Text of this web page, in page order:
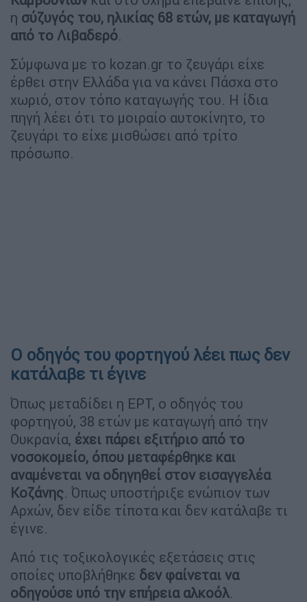
η σύζυγός του, ηλικίας 68 ετών, με καταγωγή
από το Λιβαδερό.
Σύμφωνα με το kozan.gr το ζευγάρι είχε
έρθει στην Ελλάδα για να κάνει Πάσχα στο
χωριό, στον τόπο καταγωγής του. Η ίδια
πηγή λέει ότι το μοιραίο αυτοκίνητο, το
ζευγάρι το είχε μισθώσει από τρίτο
πρόσωπο.
Ο οδηγός του φορτηγού λέει πως δεν
κατάλαβε τι έγινε
Όπως μεταδίδει η ΕΡΤ, ο οδηγός του
φορτηγού, 38 ετών με καταγωγή από την
Ουκρανία, έχει πάρει εξιτήριο από το
νοσοκομείο, όπου μεταφέρθηκε και
αναμένεται να οδηγηθεί στον εισαγγελέα
Κοζάνης. Όπως υποστήριξε ενώπιον των
Αρχών, δεν είδε τίποτα και δεν κατάλαβε τι
έγινε.
Από τις τοξικολογικές εξετάσεις στις
οποίες υποβλήθηκε δεν φαίνεται να
οδηγούσε υπό την επήρεια αλκοόλ.